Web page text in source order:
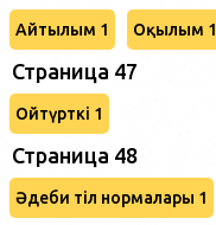
Айтылым 1 Оқылым 1
Страница 47
Ойтүрткі 1
Страница 48
Әдеби тіл нормалары 1